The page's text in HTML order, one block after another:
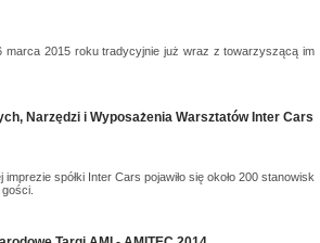
marca 2015 roku tradycyjnie już wraz z towarzyszącą im
Narzędzi i Wyposażenia Warsztatów Inter Cars
spółki Inter Cars pojawiło się około 200 stanowisk